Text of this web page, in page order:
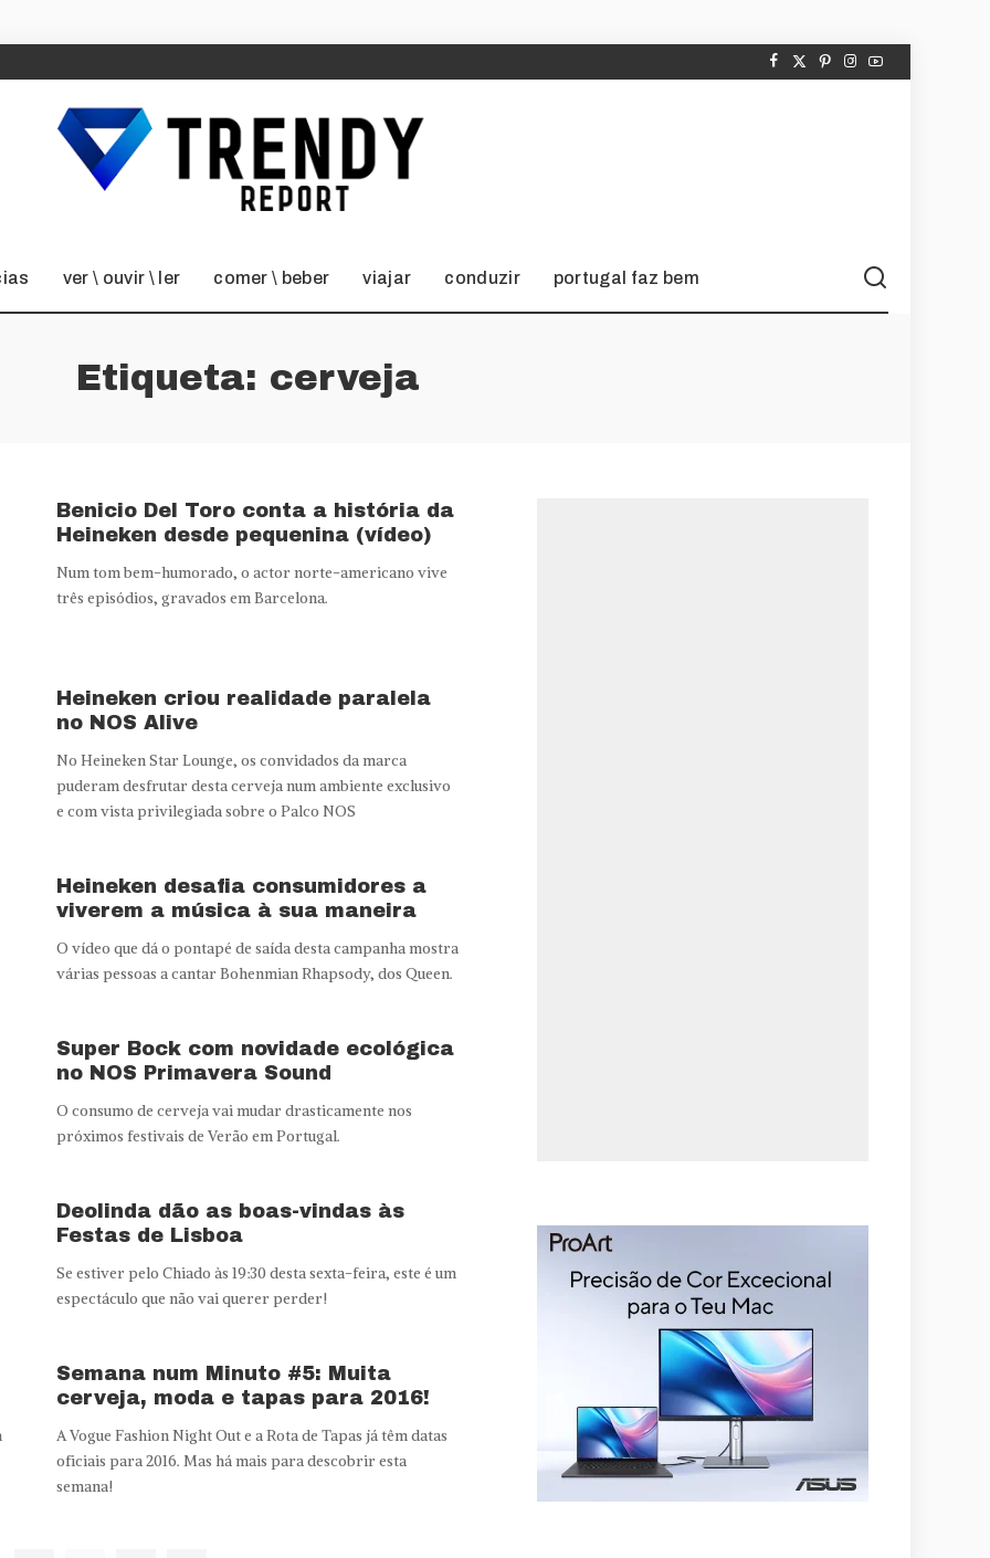
ver \ ouvir \ ler comer \ beber viajar conduzir portugal faz bem
Etiqueta: cerveja
Benicio Del Toro conta a história da
Heineken desde pequenina (vídeo)
Num tom bem-humorado, o actor norte-americano vive
três episódios, gravados em Barcelona.
Heineken criou realidade paralela
no NOS Alive
No Heineken Star Lounge, os convidados da marca
puderam desfrutar desta cerveja num ambiente exclusivo
e com vista privilegiada sobre o Palco NOS
Heineken desafia consumidores a
viverem a música à sua maneira
O vídeo que dá o pontapé de saída desta campanha mostra
várias pessoas a cantar Bohenmian Rhapsody, dos Queen.
Super Bock com novidade ecológica
no NOS Primavera Sound
O consumo de cerveja vai mudar drasticamente nos
próximos festivais de Verão em Portugal.
Deolinda dão as boas-vindas às
Festas de Lisboa
Se estiver pelo Chiado às 19:30 desta sexta-feira, este é um
espectáculo que não vai querer perder!
Semana num Minuto #5: Muita
cerveja, moda e tapas para 2016!
A Vogue Fashion Night Out e a Rota de Tapas já têm datas
oficiais para 2016. Mas há mais para descobrir esta
semana!